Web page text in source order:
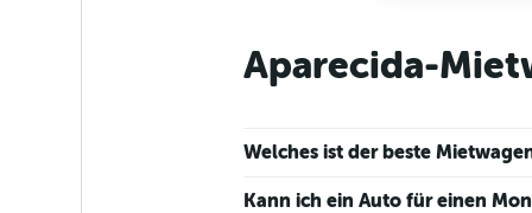
Aparecida-
Welches ist der beste
Kann ich ein Auto für einen